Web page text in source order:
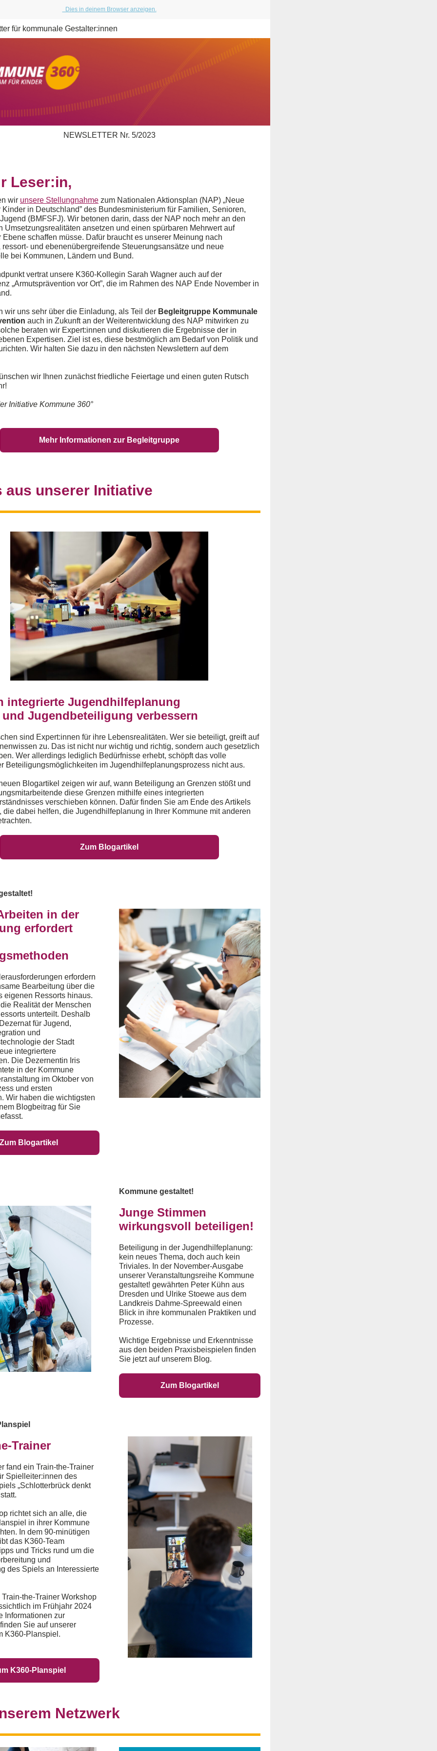
Dies in deinem Browser anzeigen.
für kommunale Gestalter:innen
NEWSLETTER Nr. 5/2023
Leser:in,
wir unsere Stellungnahme zum Nationalen Aktionsplan (NAP) „Neue
Kinder in Deutschland” des Bundesministerium für Familien, Senioren,
(BMFSFJ). Wir betonen darin, dass der NAP noch mehr an den
Umsetzungsrealitäten ansetzen und einen spürbaren Mehrwert auf
Ebene schaffen müsse. Dafür braucht es unserer Meinung nach
ressort- und ebenenübergreifende Steuerungsansätze und neue
bei Kommunen, Ländern und Bund.
vertrat unsere K360-Kollegin Sarah Wagner auch auf der
„Armutsprävention vor Ort”, die im Rahmen des NAP Ende November in
wir uns sehr über die Einladung, als Teil der Begleitgruppe Kommunale
auch in Zukunft an der Weiterentwicklung des NAP mitwirken zu
beraten wir Expert:innen und diskutieren die Ergebnisse der in
Expertisen. Ziel ist es, diese bestmöglich am Bedarf von Politik und
Wir halten Sie dazu in den nächsten Newslettern auf dem
wir Ihnen zunächst friedliche Feiertage und einen guten Rutsch
Initiative Kommune 360°
Mehr Informationen zur Begleitgruppe
aus unserer Initiative
integrierte Jugendhilfeplanung
Jugendbeteiligung verbessern
sind Expert:innen für ihre Lebensrealitäten. Wer sie beteiligt, greift auf
zu. Das ist nicht nur wichtig und richtig, sondern auch gesetzlich
Wer allerdings lediglich Bedürfnisse erhebt, schöpft das volle
Beteiligungsmöglichkeiten im Jugendhilfeplanungsprozess nicht aus.
Blogartikel zeigen wir auf, wann Beteiligung an Grenzen stößt und
diese Grenzen mithilfe eines integrierten
verschieben können. Dafür finden Sie am Ende des Artikels
die dabei helfen, die Jugendhilfeplanung in Ihrer Kommune mit anderen
Zum Blogartikel
in der
erfordert
erfordern
Bearbeitung über die
eigenen Ressorts hinaus.
Realität der Menschen
unterteilt. Deshalb
für Jugend,
und
der Stadt
integriertere
Die Dezernentin Iris
in der Kommune
im Oktober von
und ersten
Wir haben die wichtigsten
Blogbeitrag für Sie
Zum Blogartikel
Kommune gestaltet!
Junge Stimmen
wirkungsvoll beteiligen!
Beteiligung in der Jugendhilfeplanung:
kein neues Thema, doch auch kein
Triviales. In der November-Ausgabe
unserer Veranstaltungsreihe Kommune
gestaltet! gewährten Peter Kühn aus
Dresden und Ulrike Stoewe aus dem
Landkreis Dahme-Spreewald einen
Blick in ihre kommunalen Praktiken und
Prozesse.
Wichtige Ergebnisse und Erkenntnisse
aus den beiden Praxisbeispielen finden
Sie jetzt auf unserem Blog.
Zum Blogartikel
Trainer
fand ein Train-the-Trainer
Spielleiter:innen des
„Schlotterbrück denkt
richtet sich an alle, die
in ihrer Kommune
In dem 90-minütigen
das K360-Team
und Tricks rund um die
und
des Spiels an Interessierte
Train-the-Trainer Workshop
im Frühjahr 2024
Informationen zur
Sie auf unserer
K360-Planspiel.
K360-Planspiel
Netzwerk